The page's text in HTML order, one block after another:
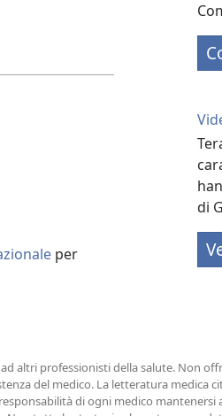
per
di
altri professionisti della salute. Non
del medico. La letteratura medica
di ogni medico